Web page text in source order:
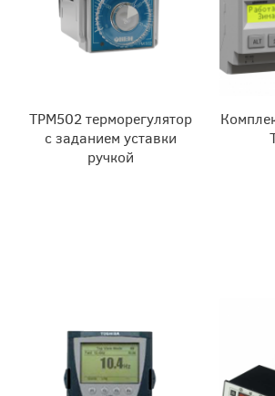
ТРМ502 терморегулятор
с заданием уставки
ручкой